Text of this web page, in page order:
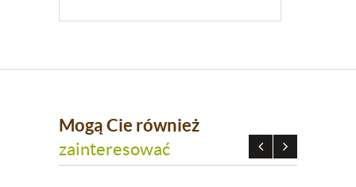
Mogą Cie również
zainteresować